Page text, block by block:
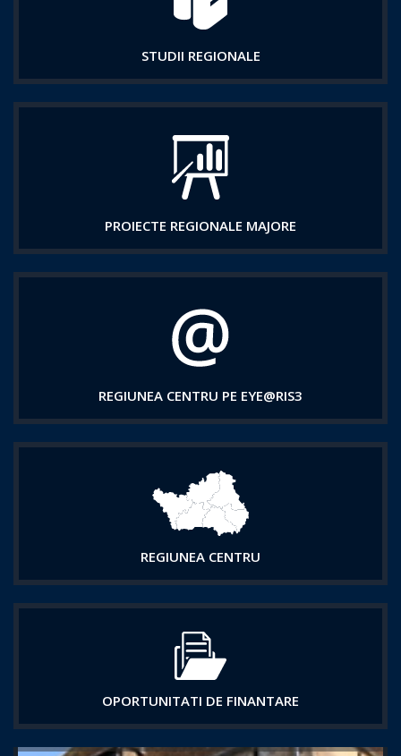
STUDII REGIONALE
PROIECTE REGIONALE MAJORE
REGIUNEA CENTRU PE EYE@RIS3
REGIUNEA CENTRU
OPORTUNITATI DE FINANTARE